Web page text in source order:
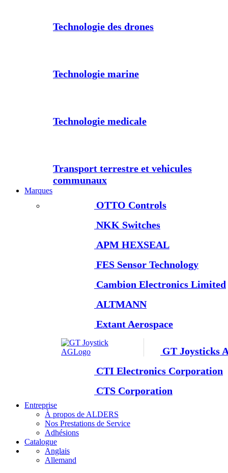
Technologie des drones
Technologie marine
Technologie medicale
Transport terrestre et vehicules
communaux
Marques
OTTO Controls
NKK Switches
APM HEXSEAL
FES Sensor Technology
Cambion Electronics Limited
ALTMANN
Extant Aerospace
GT Joysticks
CTI Electronics Corporation
CTS Corporation
Entreprise
À propos de ALDERS
Nos Prestations de Service
Adhésions
Catalogue
Anglais
Allemand